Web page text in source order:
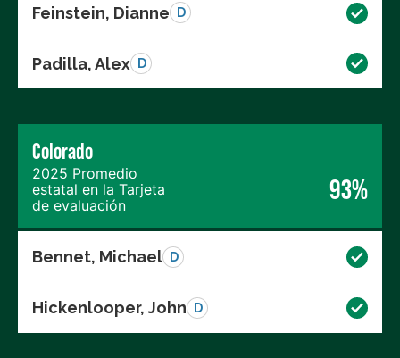
Feinstein, Dianne D
Padilla, Alex D
Colorado
2025 Promedio
estatal en la Tarjeta
de evaluación
93%
Bennet, Michael D
Hickenlooper, John D